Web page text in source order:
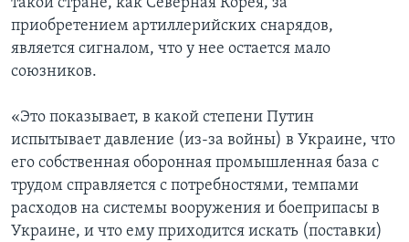
такой стране, как Северная Корея, за
приобретением артиллерийских снарядов,
является сигналом, что у нее остается мало
союзников.
«Это показывает, в какой степени Путин
испытывает давление (из-за войны) в Украине, что
его собственная оборонная промышленная база с
трудом справляется с потребностями, темпами
расходов на системы вооружения и боеприпасы в
Украине, и что ему приходится искать (поставки)